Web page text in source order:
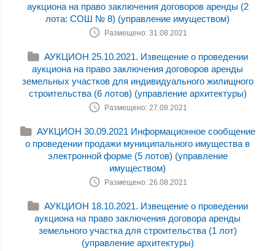
аукциона на право заключения договоров аренды (2
лота: СОШ № 8) (управление имуществом)
Размещено: 31.08.2021
АУКЦИОН 25.10.2021. Извещение о проведении
аукциона на право заключения договоров аренды
земельных участков для индивидуального жилищного
строительства (6 лотов) (управление архитектуры)
Размещено: 27.08.2021
АУКЦИОН 30.09.2021 Информационное сообщение
о проведении продажи муниципального имущества в
электронной форме (5 лотов) (управление
имуществом)
Размещено: 26.08.2021
АУКЦИОН 18.10.2021. Извещение о проведении
аукциона на право заключения договора аренды
земельного участка для строительства (1 лот)
(управление архитектуры)